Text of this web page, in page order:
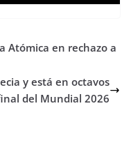
Atómica en rechazo a
y está en octavos
del Mundial 2026